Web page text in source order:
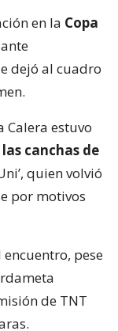
en la Copa
dejó al cuadro
Calera estuvo
canchas de
quien volvió
por motivos
pese
de TNT